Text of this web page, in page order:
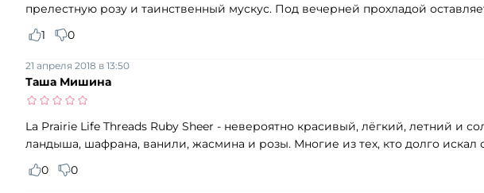
прелестную розу и таинственный мускус. Под вечерней прохладой
1
0
Таша Мишина
21 апреля 2018 в 13:50
La Prairie Life Threads Ruby Sheer - невероятно красивый, лёгкий, летний и
ландыша, шафрана, ванили, жасмина и розы. Многие из тех, кто долго
0
0